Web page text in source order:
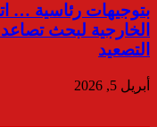
بتوجيهات رئاسية …
الخارجية لبحث
التصعيد
أبريل 5, 2026